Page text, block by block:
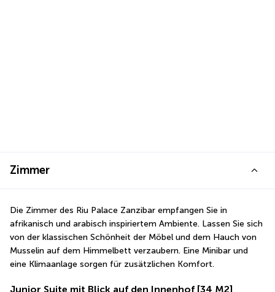
Zimmer
Die Zimmer des Riu Palace Zanzibar empfangen Sie in
afrikanisch und arabisch inspiriertem Ambiente. Lassen Sie sich
von der klassischen Schönheit der Möbel und dem Hauch von
Musselin auf dem Himmelbett verzaubern. Eine Minibar und
eine Klimaanlage sorgen für zusätzlichen Komfort.
Junior Suite mit Blick auf den Innenhof [34 M2]